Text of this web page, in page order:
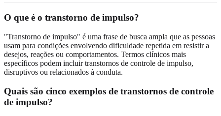
O que é o transtorno de impulso?
"Transtorno de impulso" é uma frase de busca ampla que as pessoas
usam para condições envolvendo dificuldade repetida em resistir a
desejos, reações ou comportamentos. Termos clínicos mais
específicos podem incluir transtornos de controle de impulso,
disruptivos ou relacionados à conduta.
Quais são cinco exemplos de transtornos de controle
de impulso?